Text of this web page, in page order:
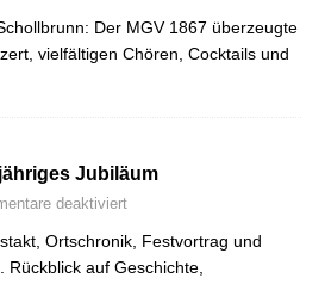
Der MGV 1867 überzeugte
vielfältigen Chören, Cocktails und
Jubiläum
deaktiviert
Ortschronik, Festvortrag und
auf Geschichte,